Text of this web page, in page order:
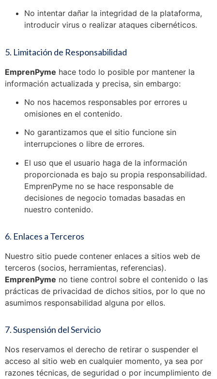
No intentar dañar la integridad de la plataforma,
introducir virus o realizar ataques cibernéticos.
5. Limitación de Responsabilidad
EmprenPyme hace todo lo posible por mantener la
información actualizada y precisa, sin embargo:
No nos hacemos responsables por errores u
omisiones en el contenido.
No garantizamos que el sitio funcione sin
interrupciones o libre de errores.
El uso que el usuario haga de la información
proporcionada es bajo su propia responsabilidad.
EmprenPyme no se hace responsable de
decisiones de negocio tomadas basadas en
nuestro contenido.
6. Enlaces a Terceros
Nuestro sitio puede contener enlaces a sitios web de
terceros (socios, herramientas, referencias).
EmprenPyme no tiene control sobre el contenido o las
prácticas de privacidad de dichos sitios, por lo que no
asumimos responsabilidad alguna por ellos.
7. Suspensión del Servicio
Nos reservamos el derecho de retirar o suspender el
acceso al sitio web en cualquier momento, ya sea por
razones técnicas, de seguridad o por incumplimiento de